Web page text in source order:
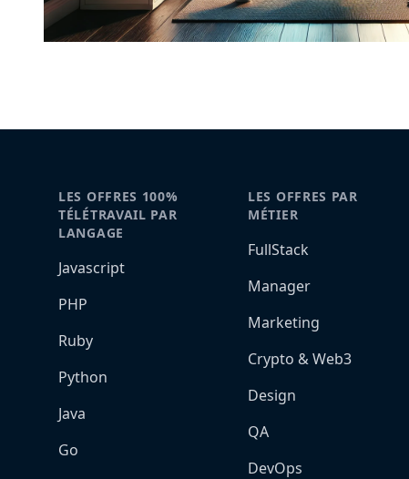
LES OFFRES 100%
TÉLÉTRAVAIL PAR
LANGAGE
Javascript
PHP
Ruby
Python
Java
Go
LES OFFRES PAR
MÉTIER
FullStack
Manager
Marketing
Crypto & Web3
Design
QA
DevOps